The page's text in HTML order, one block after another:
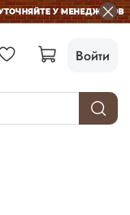
Войти